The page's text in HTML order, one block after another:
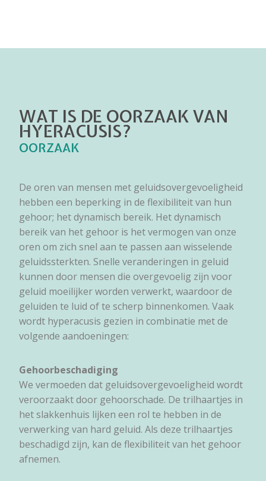
WAT IS DE OORZAAK VAN
HYERACUSIS?
OORZAAK
De oren van mensen met geluidsovergevoeligheid
hebben een beperking in de flexibiliteit van hun
gehoor; het dynamisch bereik. Het dynamisch
bereik van het gehoor is het vermogen van onze
oren om zich snel aan te passen aan wisselende
geluidssterkten. Snelle veranderingen in geluid
kunnen door mensen die overgevoelig zijn voor
geluid moeilijker worden verwerkt, waardoor de
geluiden te luid of te scherp binnenkomen. Vaak
wordt hyperacusis gezien in combinatie met de
volgende aandoeningen:
Gehoorbeschadiging
We vermoeden dat geluidsovergevoeligheid wordt
veroorzaakt door gehoorschade. De trilhaartjes in
het slakkenhuis lijken een rol te hebben in de
verwerking van hard geluid. Als deze trilhaartjes
beschadigd zijn, kan de flexibiliteit van het gehoor
afnemen.